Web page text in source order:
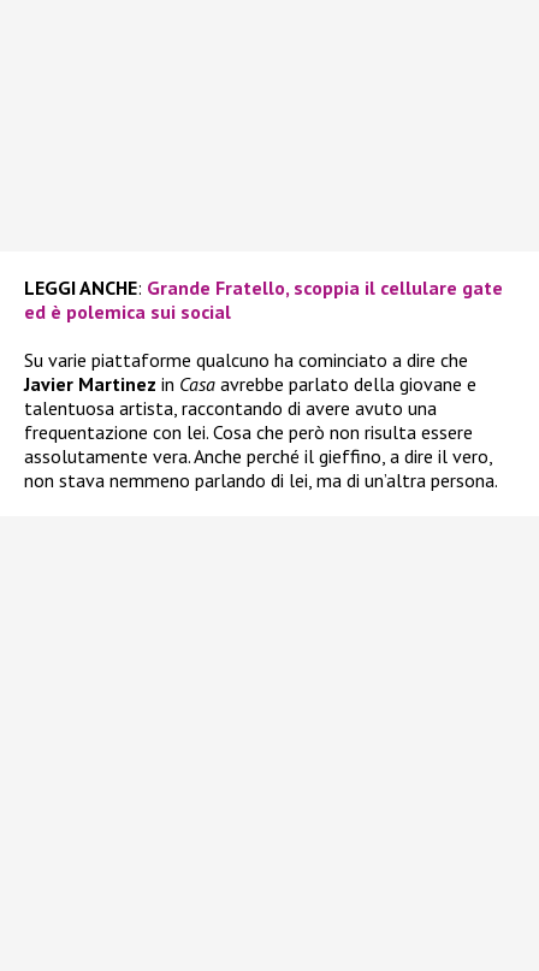
LEGGI ANCHE: Grande Fratello, scoppia il cellulare gate
ed è polemica sui social
Su varie piattaforme qualcuno ha cominciato a dire che
Javier Martinez in Casa avrebbe parlato della giovane e
talentuosa artista, raccontando di avere avuto una
frequentazione con lei. Cosa che però non risulta essere
assolutamente vera. Anche perché il gieffino, a dire il vero,
non stava nemmeno parlando di lei, ma di un’altra persona.